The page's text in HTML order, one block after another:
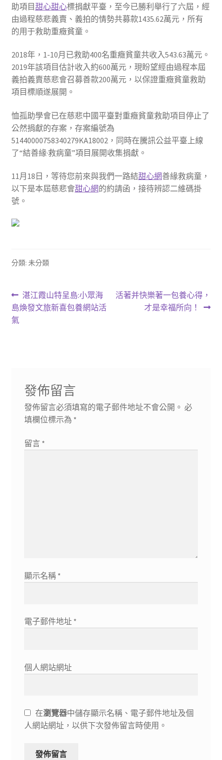
助項目甜心甜心標捐獻平臺，至今已勝利舉行了六屆，經
由過程慈悲義賣、義拍的情勢共募款1435.62萬元，所有
的用于救助重癥貧童。
2018年，1-10月已救助400名重癥貧童共收入543.63萬元。
2019年該項目估計收入約600萬元，現盼望經由過程本屆
義拍義賣慈悲會召募善款200萬元，以保證重癥貧童救助
項目標順遂展開。
恤孤助學會已在慈悲中國平臺對重癥貧童救助項目停止了
公然捐獻的存案，存案編號為
51440000758340279KA18002，同時在騰訊公益平臺上線
了“結善緣·救病童”項目展開收集捐獻。
11月18日，等待您前來與我們一路結甜心網善緣救病童，
以下是本屆慈悲會甜心網的約請函，接待辨認二維碼掛
號。
分類: 未分類
文
章
上
一
湛江霞山特呈島:小眾海
島煥發文旅新喜包養網站活
氣
下
活著并快樂著一包養心得，
才是幸福所向！
發佈留言
發佈留言必須填寫的電子郵件地址不會公開。 必
填欄位標示為 *
留言 *
顯示名稱 *
電子郵件地址 *
個人網站網址
在瀏覽器中儲存顯示名稱、電子郵件地址及個
人網站網址，以供下次發佈留言時使用。